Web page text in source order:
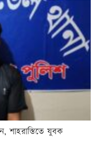
শাহরাস্তিতে যুবক